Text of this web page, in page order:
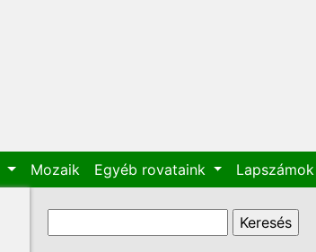
Mozaik Egyéb rovataink Lapszámok
Keresés űrlap